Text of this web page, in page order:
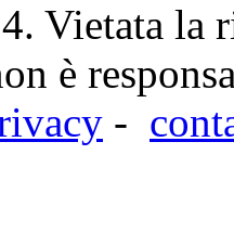
Vietata la
è
-